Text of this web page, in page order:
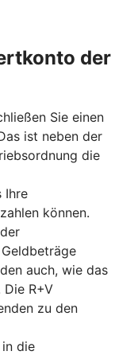
der
Sie einen
ist neben der
die
Ihre
können.
auch, wie das
R+V
zu den
die